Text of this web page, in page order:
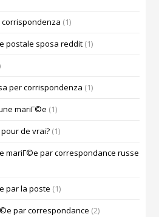
(1)
postale sposa reddit (1)
per corrispondenza (1)
mariГ©e (1)
de vrai? (1)
mariГ©e par correspondance russe
par la poste (1)
par correspondance (2)